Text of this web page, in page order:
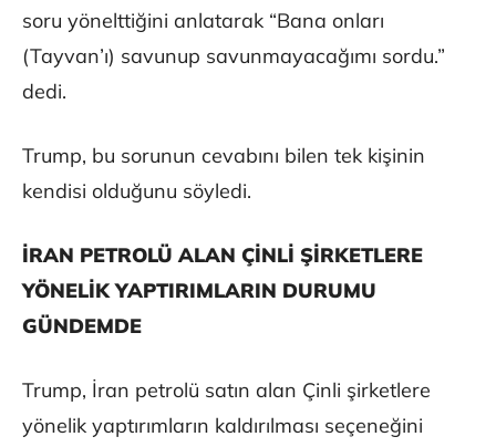
soru yönelttiğini anlatarak “Bana onları
(Tayvan’ı) savunup savunmayacağımı sordu.”
dedi.
Trump, bu sorunun cevabını bilen tek kişinin
kendisi olduğunu söyledi.
İRAN PETROLÜ ALAN ÇİNLİ ŞİRKETLERE
YÖNELİK YAPTIRIMLARIN DURUMU
GÜNDEMDE
Trump, İran petrolü satın alan Çinli şirketlere
yönelik yaptırımların kaldırılması seçeneğini